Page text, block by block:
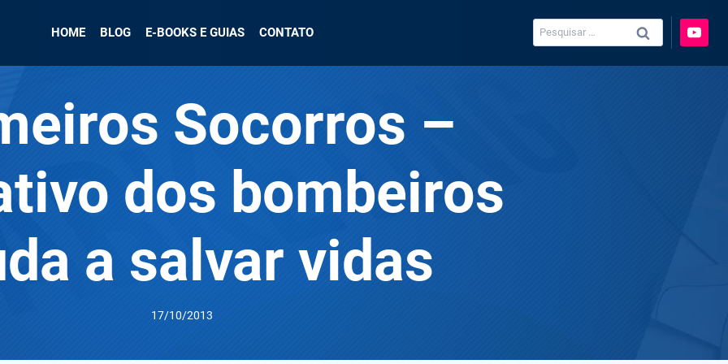
HOME BLOG E-BOOKS E GUIAS CONTATO
Pesquisar
por:
Socorros –
dos bombeiros
a salvar vidas
17/10/2013